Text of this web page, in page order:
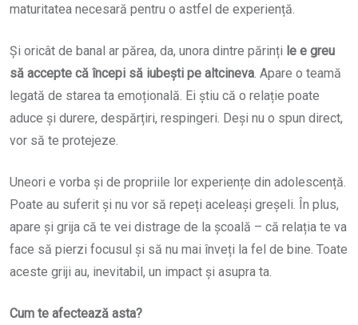
maturitatea necesară pentru o astfel de experiență.
Și oricât de banal ar părea, da, unora dintre părinți le e greu
să accepte că începi să iubești pe altcineva. Apare o teamă
legată de starea ta emoțională. Ei știu că o relație poate
aduce și durere, despărțiri, respingeri. Deși nu o spun direct,
vor să te protejeze.
Uneori e vorba și de propriile lor experiențe din adolescență.
Poate au suferit și nu vor să repeți aceleași greșeli. În plus,
apare și grija că te vei distrage de la școală – că relația te va
face să pierzi focusul și să nu mai înveți la fel de bine. Toate
aceste griji au, inevitabil, un impact și asupra ta.
Cum te afectează asta?